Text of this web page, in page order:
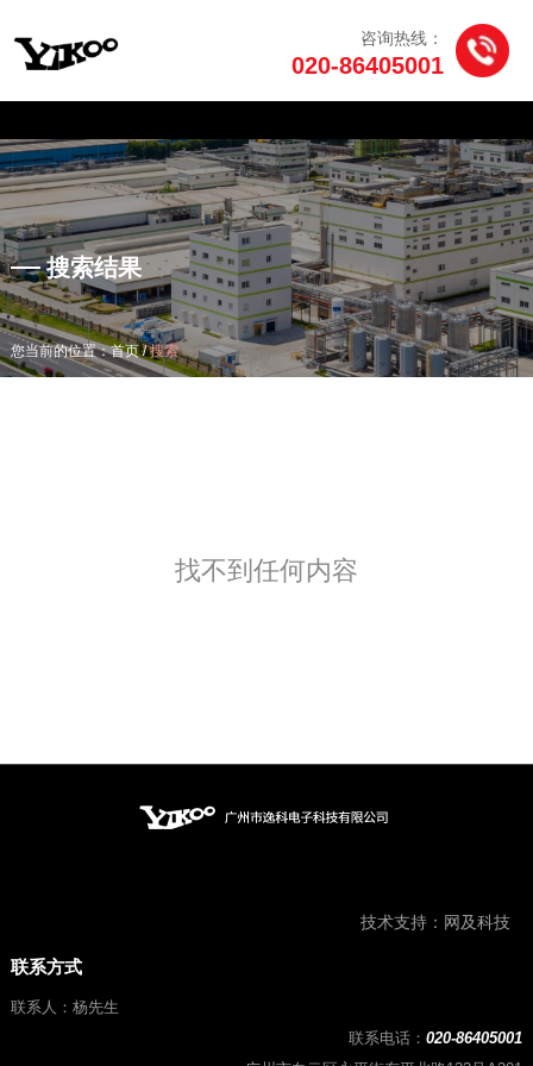
您当前的位置：首页/搜索
咨询热线：
020-86405001
搜索结果
您当前的位置：首页/搜索
找不到任何内容
技术支持： 网及科技
联系方式
联系人：杨先生
联系电话：020-86405001